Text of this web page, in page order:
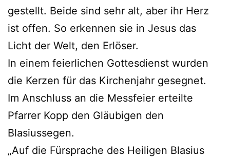
gestellt. Beide sind sehr alt, aber ihr Herz
ist offen. So erkennen sie in Jesus das
Licht der Welt, den Erlöser.
In einem feierlichen Gottesdienst wurden
die Kerzen für das Kirchenjahr gesegnet.
Im Anschluss an die Messfeier erteilte
Pfarrer Kopp den Gläubigen den
Blasiussegen.
„Auf die Fürsprache des Heiligen Blasius